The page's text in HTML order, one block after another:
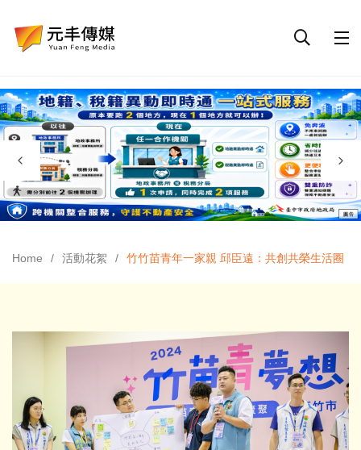
Home 活動花絮 竹竹苗青年一家親 邱臣遠：共創共榮生活圈